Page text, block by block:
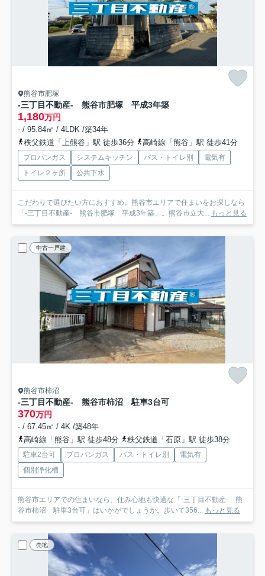
熊谷市肥塚
-三丁目不動産- 熊谷市肥塚 平成3年築
1,180万円
- / 95.84㎡ / 4LDK /築34年
秩父鉄道「上熊谷」駅 徒歩36分
高崎線「熊谷」駅 徒歩41分
プロパンガス システムキッチン バス・トイレ別
電気有
トイレ２ヶ所
公共下水
こだわりで選びたい方におすすめ。熊谷市エリアで住まいをお探しなら
「-三丁目不動産- 熊谷市肥塚 平成3年築」。熊谷市立大...
もっと見る
中古一戸建
熊谷市柿沼
-三丁目不動産- 熊谷市柿沼 駐車3台可
370万円
- / 67.45㎡ / 4K /築48年
高崎線「熊谷」駅 徒歩48分
秩父鉄道「石原」駅 徒歩38分
駐車2台可 プロパンガス バス・トイレ別
電気有
個別浄化槽
熊谷市エリアでの住まいなら、住み心地も快適な「-三丁目不動産- 熊
谷市柿沼 駐車3台可」はいかがでしょうか。歩いて356...
もっと見る
売地